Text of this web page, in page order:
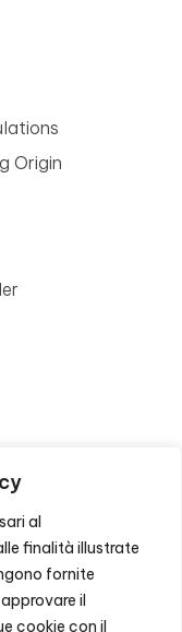
al
finalità illustrate
fornite
il
cookie con il
Origin